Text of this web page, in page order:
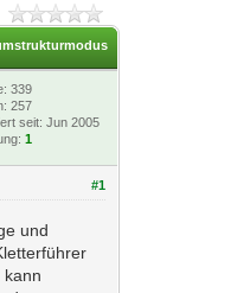
339
257
seit: Jun 2005
1
#1
und
kann